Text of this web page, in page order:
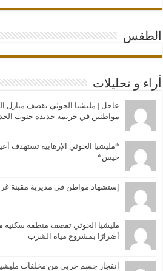
الطقس
أراء و تحليلات
عاجل | مليشيا الحوثي تقصف منازل
مواطنين في جريمة جديدة جنوب
*مليشيا الحوثي الإرهابية تستهدف
حيس*
إستشهاد مواطن في مديرية مقبنة
مليشيا الحوثي تقصف منطقة سكنية
أضرارًا بمشروع مياه الشرب
انفجار جسم حربي من مخلفات